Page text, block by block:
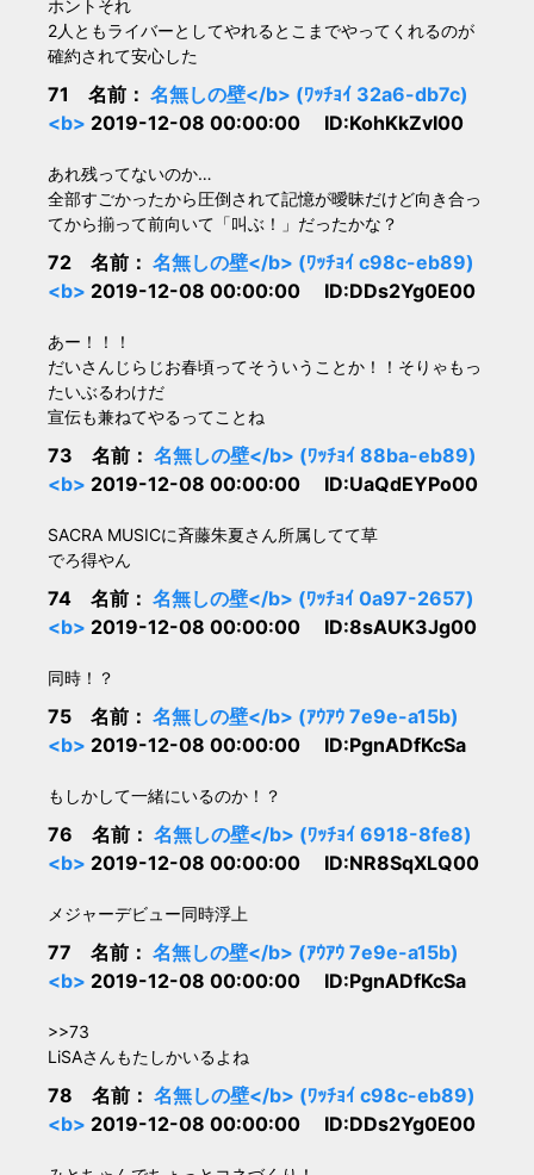
ホントそれ
2人ともライバーとしてやれるとこまでやってくれるのが
確約されて安心した
71 名前： 名無しの壁</b> (ﾜｯﾁｮｲ 32a6-db7c)
<b> 2019-12-08 00:00:00 ID:KohKkZvI00
あれ残ってないのか…
全部すごかったから圧倒されて記憶が曖昧だけど向き合っ
てから揃って前向いて「叫ぶ！」だったかな？
72 名前： 名無しの壁</b> (ﾜｯﾁｮｲ c98c-eb89)
<b> 2019-12-08 00:00:00 ID:DDs2Yg0E00
あー！！！
だいさんじらじお春頃ってそういうことか！！そりゃもっ
たいぶるわけだ
宣伝も兼ねてやるってことね
73 名前： 名無しの壁</b> (ﾜｯﾁｮｲ 88ba-eb89)
<b> 2019-12-08 00:00:00 ID:UaQdEYPo00
SACRA MUSICに斉藤朱夏さん所属してて草
でろ得やん
74 名前： 名無しの壁</b> (ﾜｯﾁｮｲ 0a97-2657)
<b> 2019-12-08 00:00:00 ID:8sAUK3Jg00
同時！？
75 名前： 名無しの壁</b> (ｱｳｱｳ 7e9e-a15b)
<b> 2019-12-08 00:00:00 ID:PgnADfKcSa
もしかして一緒にいるのか！？
76 名前： 名無しの壁</b> (ﾜｯﾁｮｲ 6918-8fe8)
<b> 2019-12-08 00:00:00 ID:NR8SqXLQ00
メジャーデビュー同時浮上
77 名前： 名無しの壁</b> (ｱｳｱｳ 7e9e-a15b)
<b> 2019-12-08 00:00:00 ID:PgnADfKcSa
>>73
LiSAさんもたしかいるよね
78 名前： 名無しの壁</b> (ﾜｯﾁｮｲ c98c-eb89)
<b> 2019-12-08 00:00:00 ID:DDs2Yg0E00